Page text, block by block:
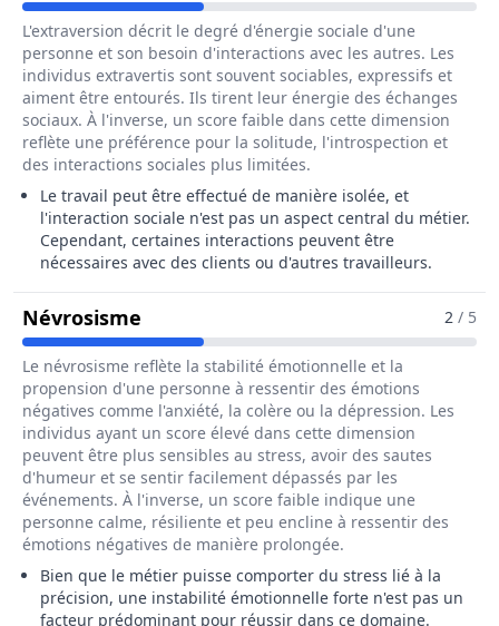
L'extraversion décrit le degré d'énergie sociale d'une
personne et son besoin d'interactions avec les autres. Les
individus extravertis sont souvent sociables, expressifs et
aiment être entourés. Ils tirent leur énergie des échanges
sociaux. À l'inverse, un score faible dans cette dimension
reflète une préférence pour la solitude, l'introspection et
des interactions sociales plus limitées.
Le travail peut être effectué de manière isolée, et
l'interaction sociale n'est pas un aspect central du métier.
Cependant, certaines interactions peuvent être
nécessaires avec des clients ou d'autres travailleurs.
Névrosisme Pour Le Métier De Trieur / Trieuse
2 / 5
Le névrosisme reflète la stabilité émotionnelle et la
propension d'une personne à ressentir des émotions
négatives comme l'anxiété, la colère ou la dépression. Les
individus ayant un score élevé dans cette dimension
peuvent être plus sensibles au stress, avoir des sautes
d'humeur et se sentir facilement dépassés par les
événements. À l'inverse, un score faible indique une
personne calme, résiliente et peu encline à ressentir des
émotions négatives de manière prolongée.
Bien que le métier puisse comporter du stress lié à la
précision, une instabilité émotionnelle forte n'est pas un
facteur prédominant pour réussir dans ce domaine.